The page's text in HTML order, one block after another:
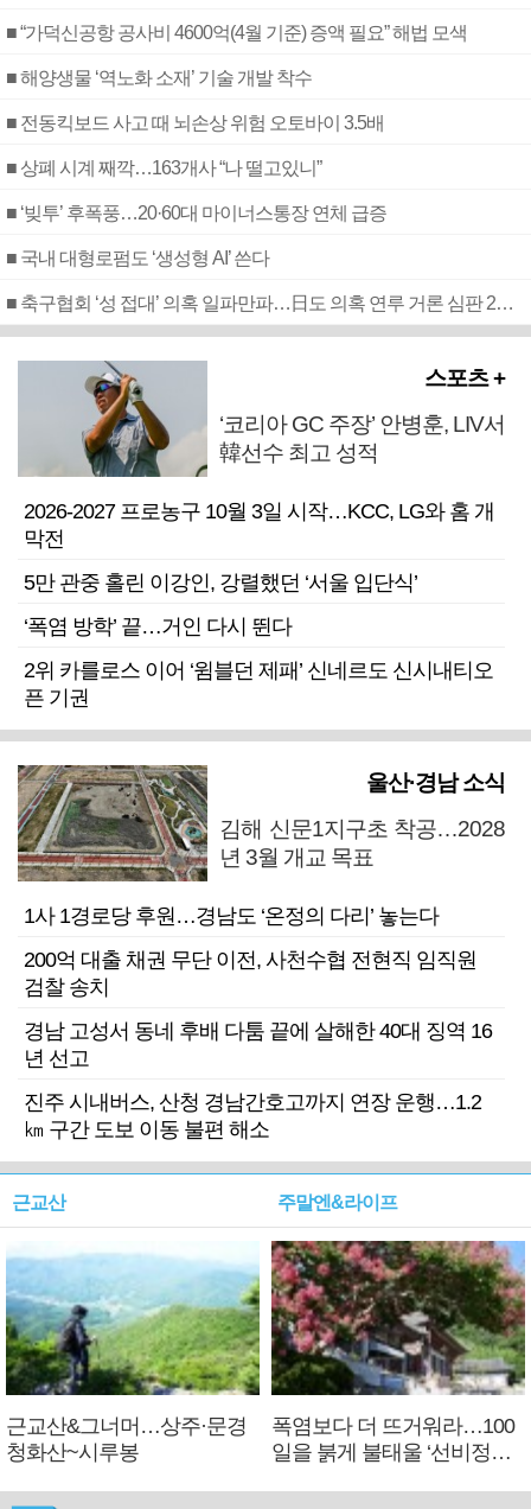
■ “가덕신공항 공사비 4600억(4월 기준) 증액 필요” 해법 모색
■ 해양생물 ‘역노화 소재’ 기술 개발 착수
■ 전동킥보드 사고 때 뇌손상 위험 오토바이 3.5배
■ 상폐 시계 째깍…163개사 “나 떨고있니”
■ ‘빚투’ 후폭풍…20·60대 마이너스통장 연체 급증
■ 국내 대형로펌도 ‘생성형 AI’ 쓴다
■ 축구협회 ‘성 접대’ 의혹 일파만파…日도 의혹 연루 거론 심판 2명 조사
스포츠 +
‘코리아 GC 주장’ 안병훈, LIV서
韓선수 최고 성적
2026-2027 프로농구 10월 3일 시작…KCC, LG와 홈 개
막전
5만 관중 홀린 이강인, 강렬했던 ‘서울 입단식’
‘폭염 방학’ 끝…거인 다시 뛴다
2위 카를로스 이어 ‘윔블던 제패’ 신네르도 신시내티오
픈 기권
울산·경남 소식
김해 신문1지구초 착공…2028
년 3월 개교 목표
1사 1경로당 후원…경남도 ‘온정의 다리’ 놓는다
200억 대출 채권 무단 이전, 사천수협 전현직 임직원
검찰 송치
경남 고성서 동네 후배 다툼 끝에 살해한 40대 징역 16
년 선고
진주 시내버스, 산청 경남간호고까지 연장 운행…1.2
㎞ 구간 도보 이동 불편 해소
근교산
근교산&그너머…상주·문경
청화산~시루봉
주말엔&라이프
폭염보다 더 뜨거워라…100
일을 붉게 불태울 ‘선비정신’